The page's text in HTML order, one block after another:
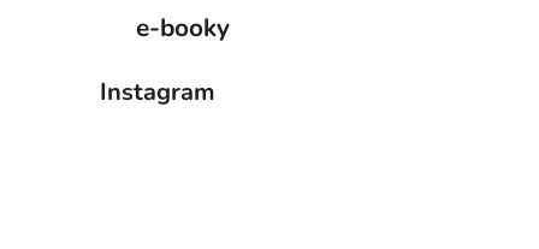
e-booky
Instagram